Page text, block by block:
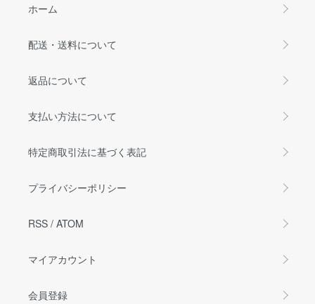
ホーム
配送・送料について
返品について
支払い方法について
特定商取引法に基づく表記
プライバシーポリシー
RSS / ATOM
マイアカウント
会員登録